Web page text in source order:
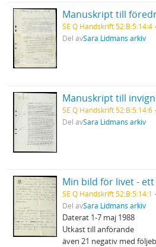
Manuskript till
SE Q Handskrift 52:B:5:14:4
Del avSara Lidmans arkiv
SE Q Handskrift 52:B:5:14:6
Del avSara Lidmans arkiv
SE Q Handskrift 52:B:5:14:1
Del avSara Lidmans arkiv
Daterat 1-7 maj 1988
Utkast till anförande
även 21 negativ med